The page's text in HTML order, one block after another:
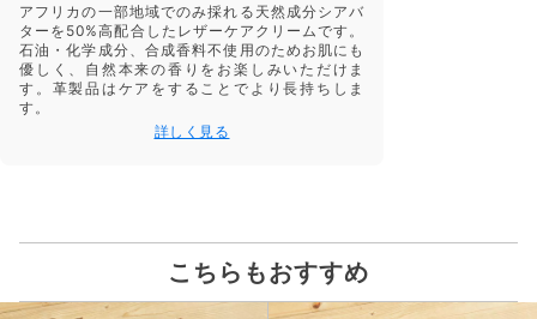
アフリカの一部地域でのみ採れる天然成分シアバ
ターを50%高配合したレザーケアクリームです。
石油・化学成分、合成香料不使用のためお肌にも
優しく、自然本来の香りをお楽しみいただけま
す。革製品はケアをすることでより長持ちしま
す。
詳しく見る
こちらもおすすめ